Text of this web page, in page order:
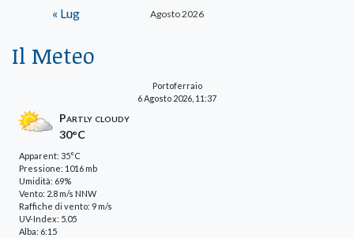
Agosto 2026
« Lug
Il Meteo
Portoferraio
6 Agosto 2026, 11:37
Partly cloudy
30°C
Apparent: 35°C
Pressione: 1016 mb
Umidità: 69%
Vento: 2.8 m/s NNW
Raffiche di vento: 9 m/s
UV-Index: 5.05
Alba: 6:15